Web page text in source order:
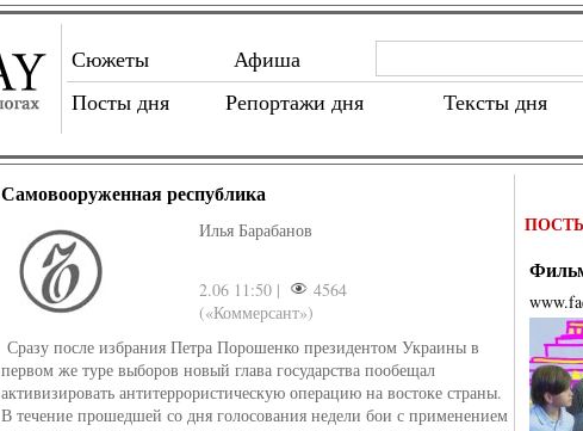
Сюжеты
Афиша
Посты дня
Репортажи дня Тексты дня
Самовооруженная республика
Илья Барабанов
2.06 11:50 |
4564
(«Коммерсант»)
Сразу после избрания Петра Порошенко президентом Украины в
первом же туре выборов новый глава государства пообещал
активизировать антитеррористическую операцию на востоке страны.
В течение прошедшей со дня голосования недели бои с применением